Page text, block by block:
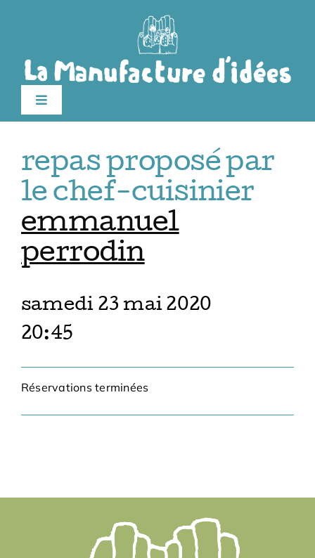
Toggle
Navigation
Le festival
Billetterie
Bénévoles
Adhésions
Archives
repas proposé par
le chef-cuisinier
emmanuel
perrodin
samedi 23 mai 2020
20:45
Réservations terminées